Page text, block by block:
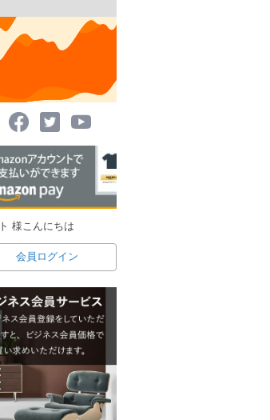
様こんにちは
会員ログイン